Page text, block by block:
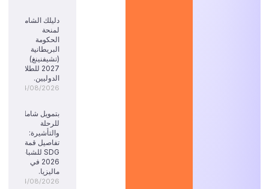
دليلك الشامل
لمنحة
الحكومة
البريطانية
(تشيفنينغ)
2027 للطلاب
الدوليين.
04/08/2026
بتمويل شامل
للرحلة
والتأشيرة:
تفاصيل قمة
SDG للشباب
2026 في
ماليزيا.
04/08/2026